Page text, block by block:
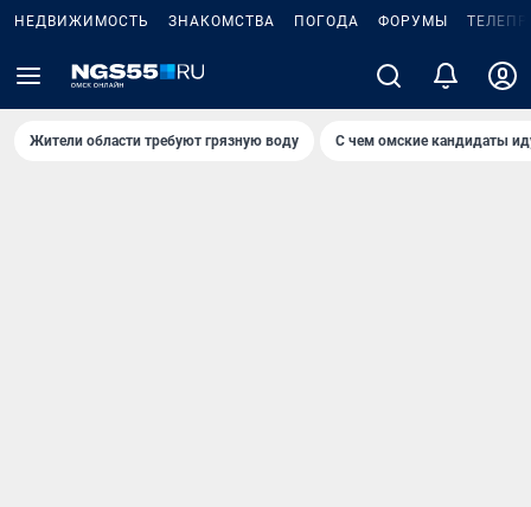
НЕДВИЖИМОСТЬ ЗНАКОМСТВА ПОГОДА ФОРУМЫ
Жители области требуют грязную воду С чем омские кандидаты